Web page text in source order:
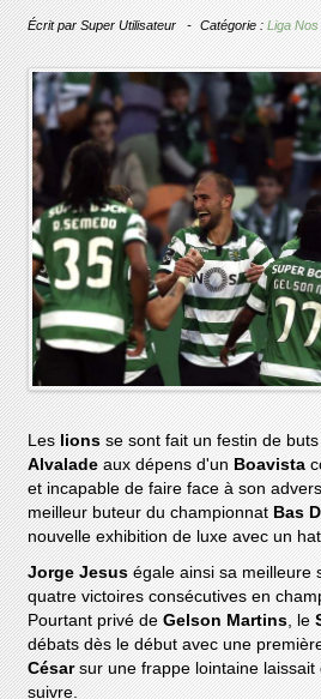
Écrit parSuper Utilisateur Catégorie :Liga Nos
Leslionsse sont fait un festin de
Alvaladeaux dépens d'un Boavista
et incapable de faire face à son
meilleur buteur du championnat Bas
nouvelle exhibition de luxe avec un
Jorge Jesus égale ainsi sa meilleure
quatre victoires consécutives en
Pourtant privé deGelson Martins , le
débats dès le début avec une
Césarsur une frappe lointaine laissait
suivre.